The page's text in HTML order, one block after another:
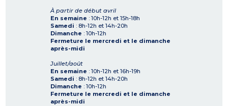
À partir de début avril
En semaine : 10h-12h et 15h-18h
Samedi : 8h-12h et 14h-20h
Dimanche : 10h-12h
Fermeture le mercredi et le dimanche
après-midi
Juillet/août
En semaine : 10h-12h et 16h-19h
Samedi : 8h-12h et 14h-20h
Dimanche : 10h-12h
Fermeture le mercredi et le dimanche
après-midi